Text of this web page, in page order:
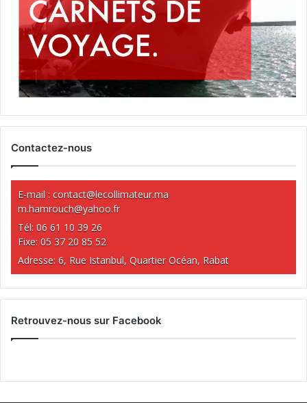
Contactez-nous
E-mail : contact@lecollimateur.ma
m.hamrouch@yahoo.fr
Tél: 06 61 10 39 26
Fixe: 05 37 20 85 52
Adresse: 6, Rue Istanbul, Quartier Océan, Rabat
Retrouvez-nous sur Facebook